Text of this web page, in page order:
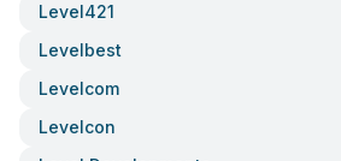
Level421
Levelbest
Levelcom
Levelcon